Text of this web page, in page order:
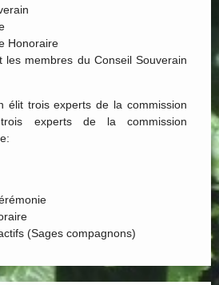
Honoraire
les membres du Conseil Souverain
élit trois experts de la commission
experts de la commission
(Sages compagnons)